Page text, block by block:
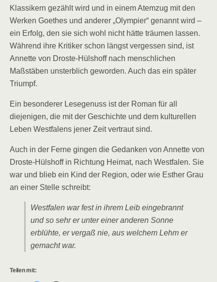
Klassikern gezählt wird und in einem Atemzug mit den
Werken Goethes und anderer „Olympier“ genannt wird –
ein Erfolg, den sie sich wohl nicht hätte träumen lassen.
Während ihre Kritiker schon längst vergessen sind, ist
Annette von Droste-Hülshoff nach menschlichen
Maßstäben unsterblich geworden. Auch das ein später
Triumpf.
Ein besonderer Lesegenuss ist der Roman für all
diejenigen, die mit der Geschichte und dem kulturellen
Leben Westfalens jener Zeit vertraut sind.
Auch in der Ferne gingen die Gedanken von Annette von
Droste-Hülshoff in Richtung Heimat, nach Westfalen. Sie
war und blieb ein Kind der Region, oder wie Esther Grau
an einer Stelle schreibt:
Westfalen war fest in ihrem Leib eingebrannt
und so sehr er unter einer anderen Sonne
erblühte, er vergaß nie, aus welchem Lehm er
gemacht war.
Teilen mit: